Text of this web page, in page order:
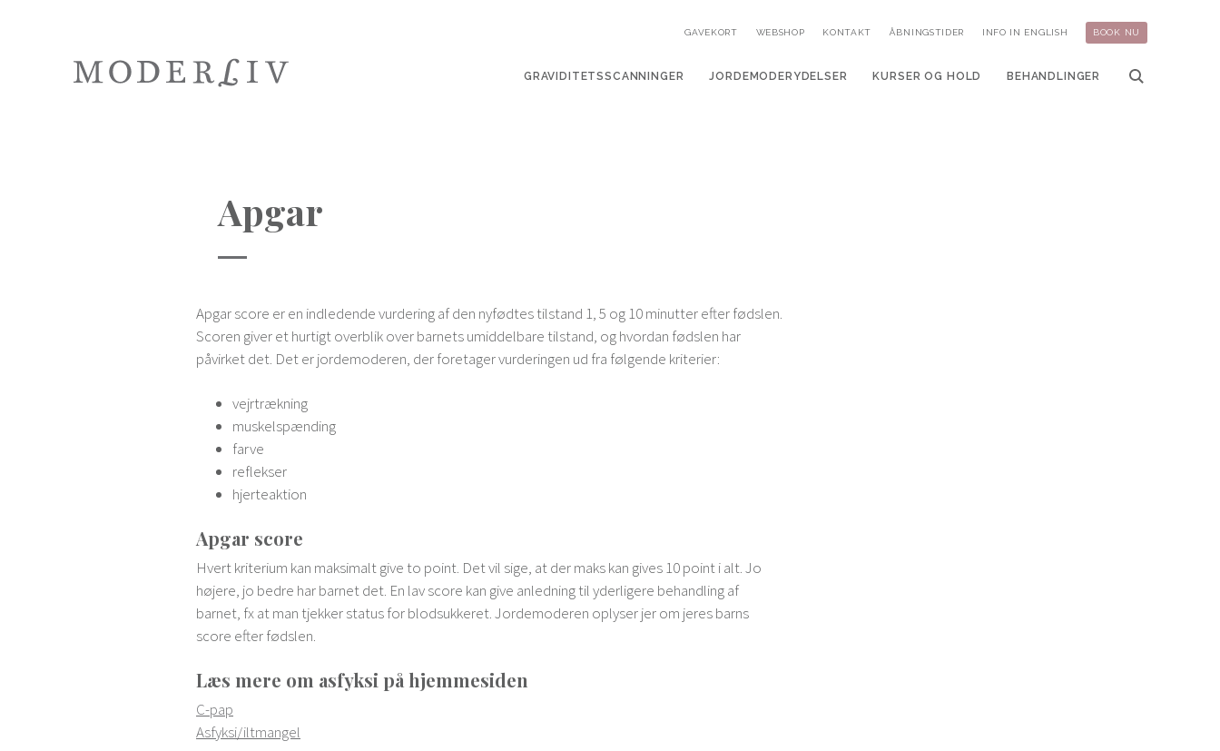
GRAVIDITETSSCANNINGER JORDEMODERYDELSER KURSER OG HOLD BEHANDLINGER
GAVEKORT WEBSHOP KONTAKT ÅBNINGSTIDER INFO IN ENGLISH BOOK NU
Apgar
Apgar score er en indledende vurdering af den nyfødtes tilstand 1, 5 og 10 minutter efter fødslen.
Scoren giver et hurtigt overblik over barnets umiddelbare tilstand, og hvordan fødslen har
påvirket det. Det er jordemoderen, der foretager vurderingen ud fra følgende kriterier:
vejrtrækning
muskelspænding
farve
reflekser
hjerteaktion
Apgar score
Hvert kriterium kan maksimalt give to point. Det vil sige, at der maks kan gives 10 point i alt. Jo
højere, jo bedre har barnet det. En lav score kan give anledning til yderligere behandling af
barnet, fx at man tjekker status for blodsukkeret. Jordemoderen oplyser jer om jeres barns
score efter fødslen.
Læs mere om asfyksi på hjemmesiden
C-pap
Asfyksi/iltmangel